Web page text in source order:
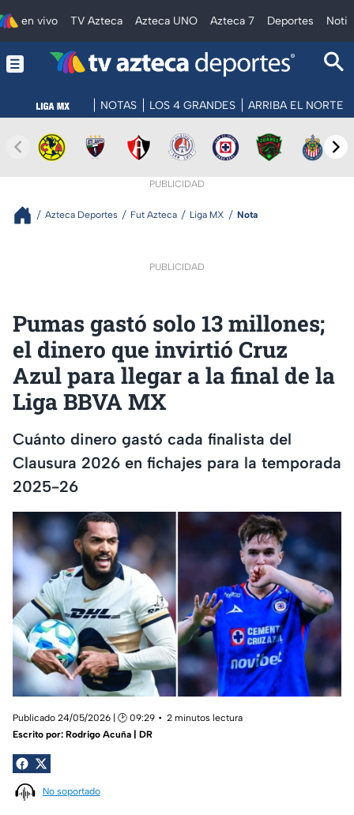
en vivo TV Azteca Azteca UNO Azteca 7 Deportes
NOTAS LOS 4 GRANDES ARRIBA EL NORTE
PUBLICIDAD
Azteca Deportes Fut Azteca Liga MX Nota
PUBLICIDAD
Pumas gastó solo 13 millones;
el dinero que invirtió Cruz
Azul para llegar a la final de la
Liga BBVA MX
Cuánto dinero gastó cada finalista del
Clausura 2026 en fichajes para la temporada
2025-26
Publicado 24/05/2026 | 🕑 09:29
2 minutos lectura
Escrito por: Rodrigo Acuña | DR
No soportado